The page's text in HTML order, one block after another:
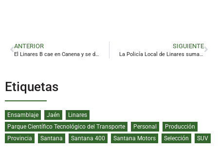
ANTERIOR
El Linares B cae en Canena y se despide de la Copa Subdelegado
SIGUIENTE
La Policía Local de Linares suma recursos para la reanimación inmediata ante paradas cardíacas
Etiquetas
Ensamblaje Jaén
Linares
Parque Científico Tecnológico del Transporte
Personal
Producción
Provincia
Santana Santana 400 Santana Motors Selección SUV